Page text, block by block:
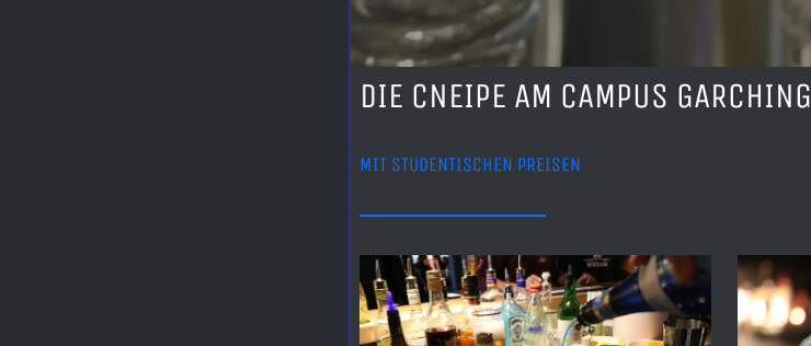
DIE CNEIPE AM CAMPUS GARCHING
MIT STUDENTISCHEN PREISEN